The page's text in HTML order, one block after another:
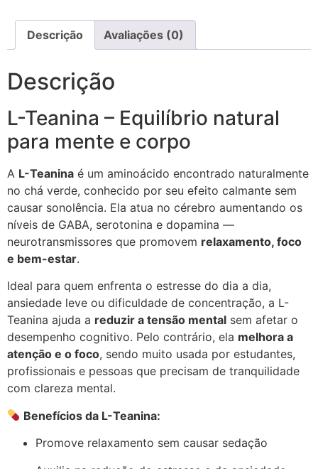
Descrição Avaliações (0)
Descrição
L-Teanina – Equilíbrio natural
para mente e corpo
A L-Teanina é um aminoácido encontrado naturalmente
no chá verde, conhecido por seu efeito calmante sem
causar sonolência. Ela atua no cérebro aumentando os
níveis de GABA, serotonina e dopamina —
neurotransmissores que promovem relaxamento, foco
e bem-estar.
Ideal para quem enfrenta o estresse do dia a dia,
ansiedade leve ou dificuldade de concentração, a L-
Teanina ajuda a reduzir a tensão mental sem afetar o
desempenho cognitivo. Pelo contrário, ela melhora a
atenção e o foco, sendo muito usada por estudantes,
profissionais e pessoas que precisam de tranquilidade
com clareza mental.
Benefícios da L-Teanina:
Promove relaxamento sem causar sedação